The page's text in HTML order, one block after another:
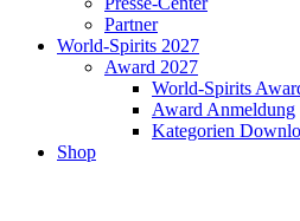
Partner
World-Spirits 2027
Award 2027
World-Spirits
Award Anmeldung
Kategorien
Shop